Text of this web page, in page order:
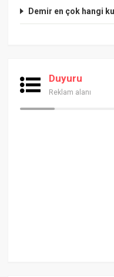
Demir en çok hangi
Duyuru
Reklam alanı